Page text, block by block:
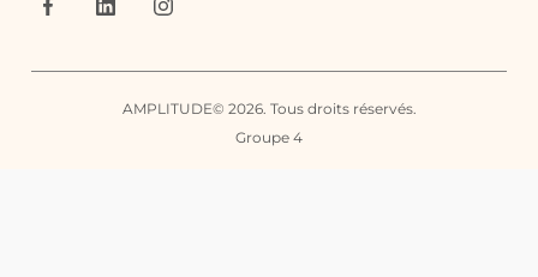
AMPLITUDE© 2026. Tous droits réservés.
Groupe 4